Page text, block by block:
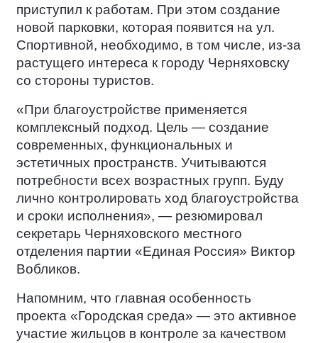
приступил к работам. При этом создание
новой парковки, которая появится на ул.
Спортивной, необходимо, в том числе, из-за
растущего интереса к городу Черняховску
со стороны туристов.
«При благоустройстве применяется
комплексный подход. Цель — создание
современных, функциональных и
эстетичных пространств. Учитываются
потребности всех возрастных групп. Буду
лично контролировать ход благоустройства
и сроки исполнения», — резюмировал
секретарь Черняховского местного
отделения партии «Единая Россия» Виктор
Вобликов.
Напомним, что главная особенность
проекта «Городская среда» — это активное
участие жильцов в контроле за качеством